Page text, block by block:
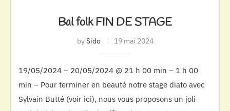
Bal folk FIN DE STAGE
bySido 19 mai 2024
19/05/2024 – 20/05/2024 @ 21 h 00 min – 1 h 00
min – Pour terminer en beauté notre stage diato avec
Sylvain Butté (voir ici), nous vous proposons un joli